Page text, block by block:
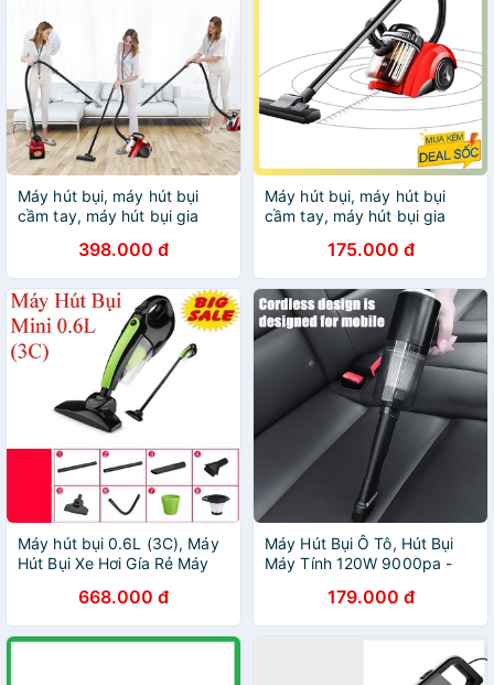
Máy hút bụi, máy hút bụi
cầm tay, máy hút bụi gia
398.000 đ
Máy hút bụi, máy hút bụi
cầm tay, máy hút bụi gia
175.000 đ
Máy hút bụi 0.6L (3C), Máy
Hút Bụi Xe Hơi Gía Rẻ Máy
Hút Bụi gia đình , Hút Bụi
Cực Nhanh
668.000 đ
Máy Hút Bụi Ô Tô, Hút Bụi
Máy Tính 120W 9000pa -
179.000 đ